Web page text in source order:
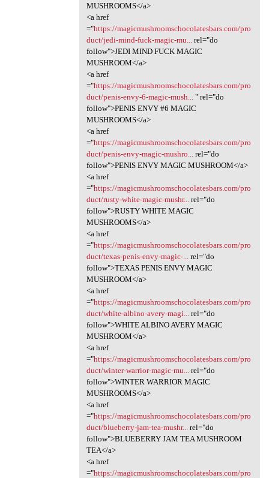
MUSHROOMS</a>
<a href
="https://magicmushroomschocolatesbars.com/pro
duct/jedi-mind-fuck-magic-mu...
rel="do
follow">JEDI MIND FUCK MAGIC
MUSHROOM</a>
<a href
="https://magicmushroomschocolatesbars.com/pro
duct/penis-envy-6-magic-mush...
" rel="do
follow">PENIS ENVY #6 MAGIC
MUSHROOMS</a>
<a href
="https://magicmushroomschocolatesbars.com/pro
duct/penis-envy-magic-mushro...
rel="do
follow">PENIS ENVY MAGIC MUSHROOM</a>
<a href
="https://magicmushroomschocolatesbars.com/pro
duct/rusty-white-magic-mushr...
rel="do
follow">RUSTY WHITE MAGIC
MUSHROOMS</a>
<a href
="https://magicmushroomschocolatesbars.com/pro
duct/texas-penis-envy-magic-...
rel="do
follow">TEXAS PENIS ENVY MAGIC
MUSHROOM</a>
<a href
="https://magicmushroomschocolatesbars.com/pro
duct/white-albino-avery-magi...
rel="do
follow">WHITE ALBINO AVERY MAGIC
MUSHROOM</a>
<a href
="https://magicmushroomschocolatesbars.com/pro
duct/winter-warrior-magic-mu...
rel="do
follow">WINTER WARRIOR MAGIC
MUSHROOMS</a>
<a href
="https://magicmushroomschocolatesbars.com/pro
duct/blueberry-jam-tea-mushr...
rel="do
follow">BLUEBERRY JAM TEA MUSHROOM
TEA</a>
<a href
="https://magicmushroomschocolatesbars.com/pro